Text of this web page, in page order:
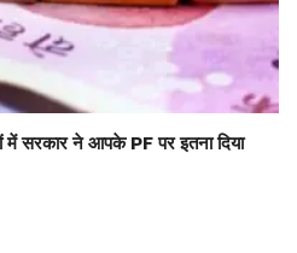
में सरकार ने आपके PF पर इतना दिया